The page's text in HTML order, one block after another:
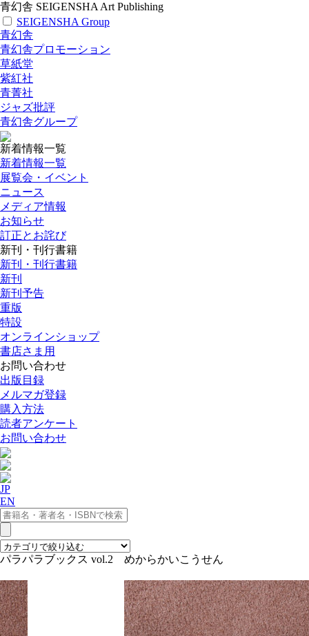
青幻舎 SEIGENSHA Art Publishing
SEIGENSHA Group
青幻舎
青幻舎プロモーション
草紙堂
紫紅社
青菁社
ジャズ批評
青幻舎グループ
新着情報一覧
新着情報一覧
展覧会・イベント
ニュース
メディア情報
お知らせ
訂正とお詫び
新刊・刊行書籍
新刊・刊行書籍
新刊
新刊予告
重版
特設
オンラインショップ
書店さま用
お問い合わせ
出版目録
メルマガ登録
購入方法
読者アンケート
お問い合わせ
JP
EN
パラパラブックス vol.2 めからかいこうせん